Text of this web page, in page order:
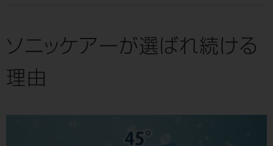
ソニッケアーが選ばれ続ける
理由